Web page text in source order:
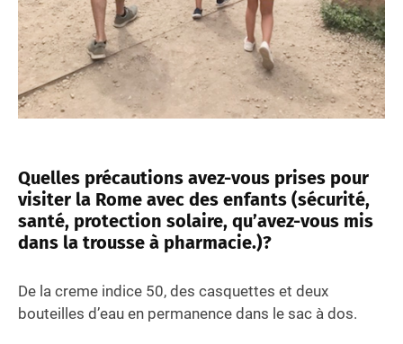
Quelles précautions avez-vous prises pour
visiter la Rome avec des enfants (sécurité,
santé, protection solaire, qu’avez-vous mis
dans la trousse à pharmacie.)?
De la creme indice 50, des casquettes et deux
bouteilles d’eau en permanence dans le sac à dos.